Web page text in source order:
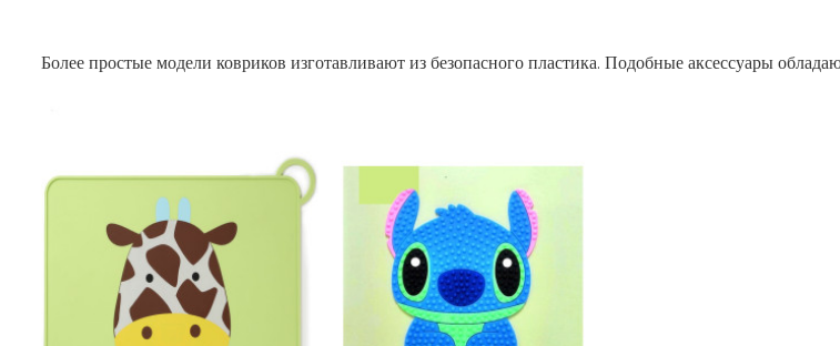
Более простые модели ковриков изготавливают из безопасного пластика. Подобные аксессуары